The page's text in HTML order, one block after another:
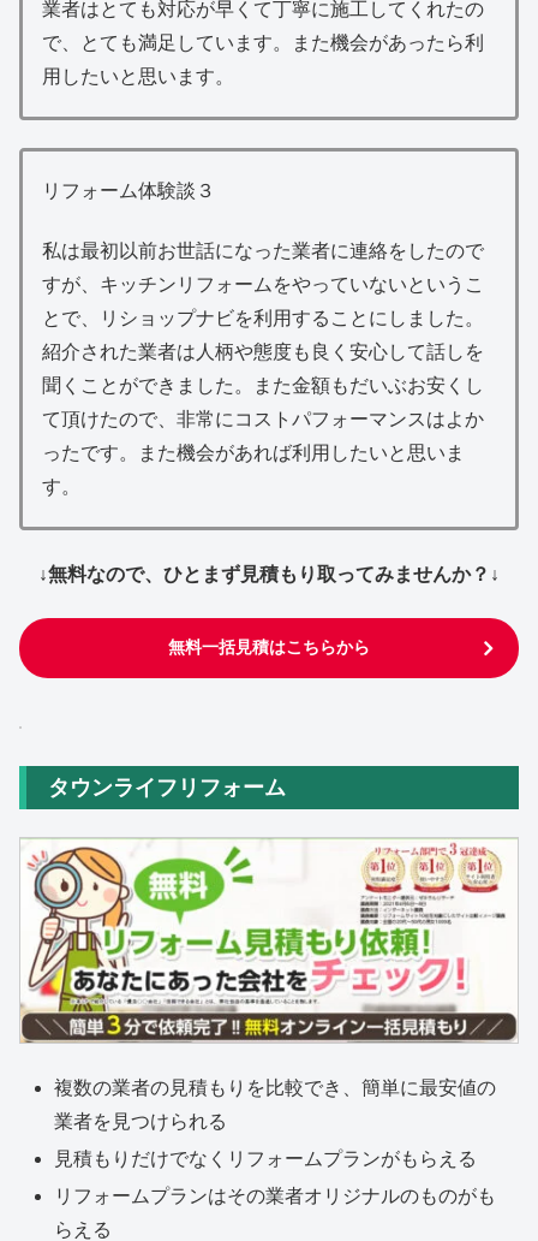
業者はとても対応が早くて丁寧に施工してくれたの
で、とても満足しています。また機会があったら利
用したいと思います。
リフォーム体験談３
私は最初以前お世話になった業者に連絡をしたので
すが、キッチンリフォームをやっていないというこ
とで、リショップナビを利用することにしました。
紹介された業者は人柄や態度も良く安心して話しを
聞くことができました。また金額もだいぶお安くし
て頂けたので、非常にコストパフォーマンスはよか
ったです。また機会があれば利用したいと思いま
す。
↓無料なので、ひとまず見積もり取ってみませんか？↓
無料一括見積はこちらから
タウンライフリフォーム
複数の業者の見積もりを比較でき、簡単に最安値の
業者を見つけられる
見積もりだけでなくリフォームプランがもらえる
リフォームプランはその業者オリジナルのものがも
らえる